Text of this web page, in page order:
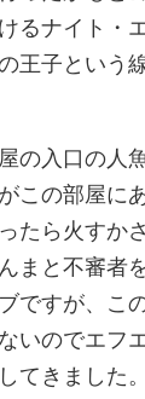
るナイト・
王子という
の入口の人
この部屋に
たら火すか
まと不審者
ですが、こ
いのでエフ
てきました